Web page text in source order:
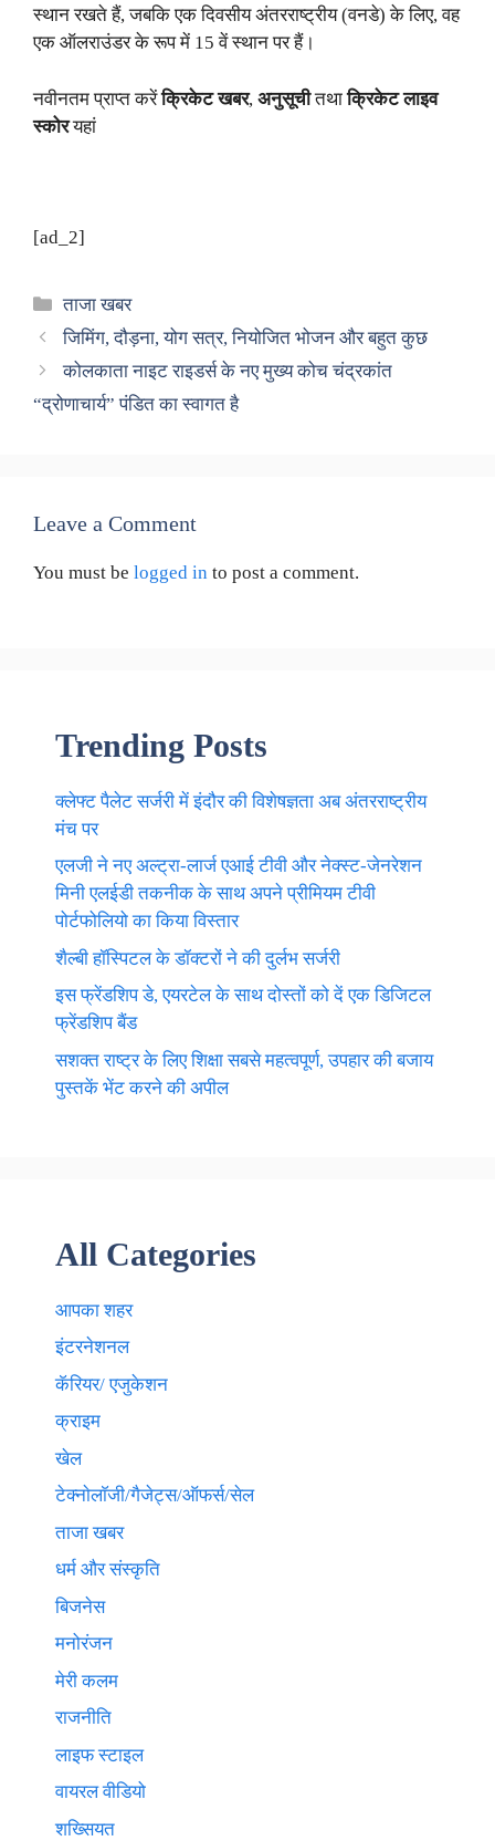
स्थान रखते हैं, जबकि एक दिवसीय अंतरराष्ट्रीय (वनडे) के लिए, वह
एक ऑलराउंडर के रूप में 15 वें स्थान पर हैं।
नवीनतम प्राप्त करेंक्रिकेट खबर, अनुसूचीतथाक्रिकेट लाइव
स्कोरयहां
[ad_2]
Categories
ताजा खबर
जिमिंग, दौड़ना, योग सत्र, नियोजित भोजन और बहुत कुछ
कोलकाता नाइट राइडर्स के नए मुख्य कोच चंद्रकांत
“द्रोणाचार्य” पंडित का स्वागत है
Leave a Comment
You must be logged in to post a comment.
Trending Posts
क्लेफ्ट पैलेट सर्जरी में इंदौर की विशेषज्ञता अब अंतरराष्ट्रीय
मंच पर
एलजी ने नए अल्ट्रा-लार्ज एआई टीवी और नेक्स्ट-जेनरेशन
मिनी एलईडी तकनीक के साथ अपने प्रीमियम टीवी
पोर्टफोलियो का किया विस्तार
शैल्बी हॉस्पिटल के डॉक्टरों ने की दुर्लभ सर्जरी
इस फ्रेंडशिप डे, एयरटेल के साथ दोस्तों को दें एक डिजिटल
फ्रेंडशिप बैंड
सशक्त राष्ट्र के लिए शिक्षा सबसे महत्वपूर्ण, उपहार की बजाय
पुस्तकें भेंट करने की अपील
All Categories
आपका शहर
इंटरनेशनल
कॅरियर/ एजुकेशन
क्राइम
खेल
टेक्नाेलाॅजी/गैजेट्स/ऑफर्स/सेल
ताजा खबर
धर्म और संस्कृति
बिजनेस
मनोरंजन
मेरी कलम
राजनीति
लाइफ स्टाइल
वायरल वीडियो
शख्सियत